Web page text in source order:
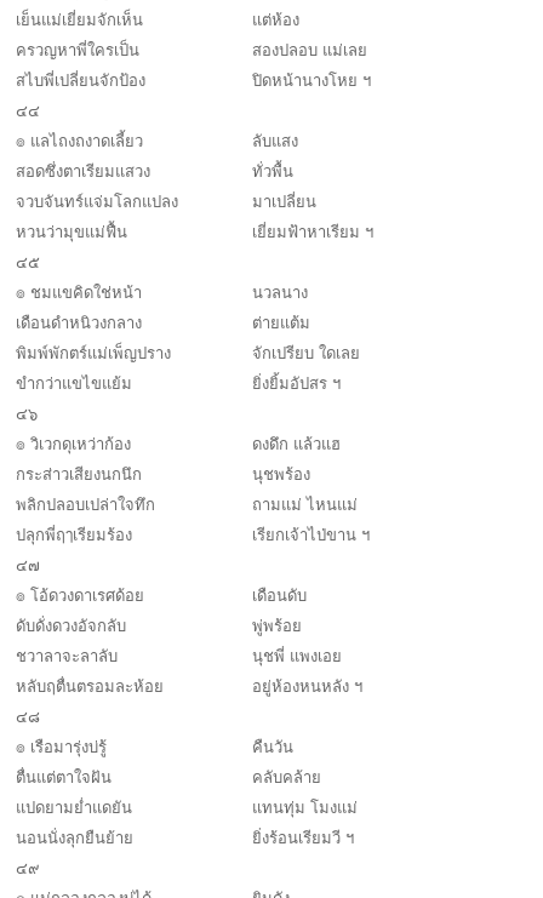
เย็นแม่เยี่ยมจักเห็น
แต่ห้อง
ครวญหาพี่ใครเป็น
สองปลอบ แม่เลย
สไบพี่เปลี่ยนจักป้อง
ปิดหน้านางโหย ฯ
๔๔
๏ แลไถงถงาดเลี้ยว
ลับแสง
สอดซึ่งตาเรียมแสวง
ทั่วพื้น
จวบจันทร์แจ่มโลกแปลง
มาเปลี่ยน
หวนว่ามุขแม่ฟื้น
เยี่ยมฟ้าหาเรียม ฯ
๔๕
๏ ชมแขคิดใช่หน้า
นวลนาง
เดือนดำหนิวงกลาง
ต่ายแต้ม
พิมพ์พักตร์แม่เพ็ญปราง
จักเปรียบ ใดเลย
ขำกว่าแขไขแย้ม
ยิ่งยิ้มอัปสร ฯ
๔๖
๏ วิเวกดุเหว่าก้อง
ดงดึก แล้วแฮ
กระส่าวเสียงนกนึก
นุชพร้อง
พลิกปลอบเปล่าใจทึก
ถามแม่ ไหนแม่
ปลุกพี่ฤๅเรียมร้อง
เรียกเจ้าไป่ขาน ฯ
๔๗
๏ โอ้ดวงดาเรศด้อย
เดือนดับ
ดับดั่งดวงอัจกลับ
พู่พร้อย
ชวาลาจะลาลับ
นุชพี่ แพงเอย
หลับฤตื่นตรอมละห้อย
อยู่ห้องหนหลัง ฯ
๔๘
๏ เรือมารุ่งบ่รู้
คืนวัน
ตื่นแต่ตาใจฝัน
คลับคล้าย
แปดยามย่ำแดยัน
แทนทุ่ม โมงแม่
นอนนั่งลุกยืนย้าย
ยิ่งร้อนเรียมวี ฯ
๔๙